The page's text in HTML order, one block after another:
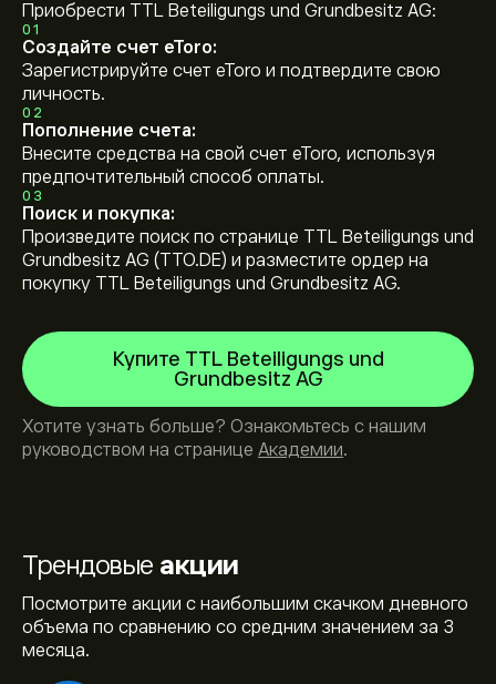
Трендовые акции
Посмотрите акции с наибольшим скачком дневного
объема по сравнению со средним значением за 3
месяца.
Приобрести TTL Beteiligungs und Grundbesitz AG:
01
Создайте счет eToro:
Зарегистрируйте счет eToro и подтвердите свою
личность.
02
Пополнение счета:
Внесите средства на свой счет eToro, используя
предпочтительный способ оплаты.
03
Поиск и покупка:
Произведите поиск по странице TTL Beteiligungs und
Grundbesitz AG (TTO.DE) и разместите ордер на
покупку TTL Beteiligungs und Grundbesitz AG.
Купите TTL Beteiligungs und
Grundbesitz AG
Хотите узнать больше? Ознакомьтесь с нашим
руководством на странице Академии.